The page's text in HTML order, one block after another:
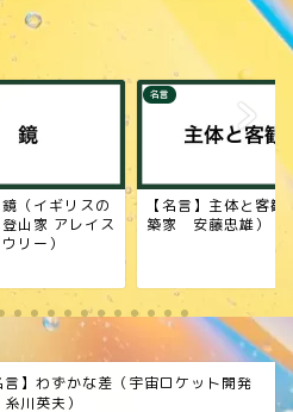
鏡（イギリスの
山家 アレイス
リー）
名言
【名言】主体と客観
築家 安藤忠雄）
言】わずかな差（宇宙ロケット開発
川英夫）